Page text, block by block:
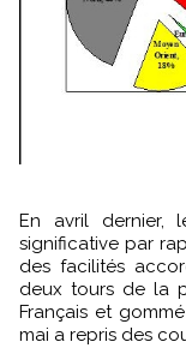
En avril dernier, les réservations ont chuté de façon
significative par
des facilités
deux tours de la
Français et
mai a repris des